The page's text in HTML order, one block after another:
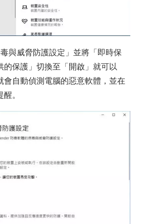
與威脅防護設定」並將「即時保
的保護」切換至「開啟」就可以
會自動偵測電腦的惡意軟體，並在
。